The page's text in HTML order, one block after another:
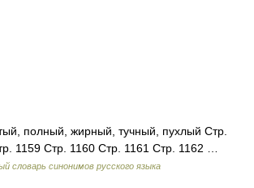
полный, жирный, тучный, пухлый Стр.
1159 Стр. 1160 Стр. 1161 Стр. 1162 …
словарь синонимов русского языка